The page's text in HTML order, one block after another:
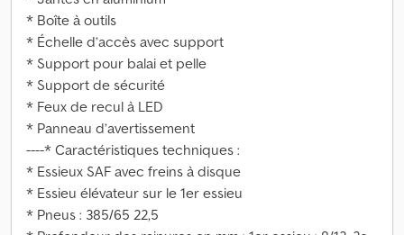
* Boîte à outils
* Échelle d’accès avec support
* Support pour balai et pelle
* Support de sécurité
* Feux de recul à LED
* Panneau d’avertissement
----* Caractéristiques techniques :
* Essieux SAF avec freins à disque
* Essieu élévateur sur le 1er essieu
* Pneus : 385/65 22,5